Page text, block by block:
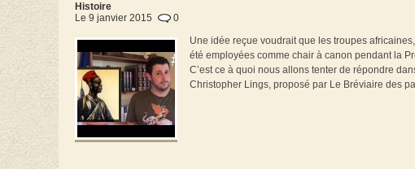
Histoire
Le 9 janvier 2015
0
Une idée reçue voudrait que les troupes
été employées comme chair à canon pendant la
C’est ce à quoi nous allons tenter de répondre
Christopher Lings, proposé par Le Bréviaire des